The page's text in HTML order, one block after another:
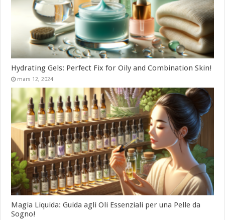
Hydrating Gels: Perfect Fix for Oily and Combination Skin!
mars 12, 2024
Magia Liquida: Guida agli Oli Essenziali per una Pelle da
Sogno!